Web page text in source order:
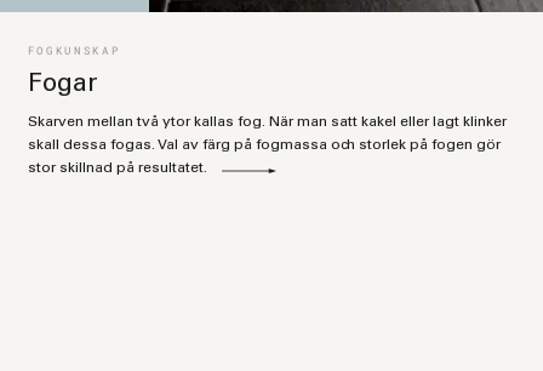
FOGKUNSKAP
Fogar
Skarven mellan två ytor kallas fog. När man satt kakel eller lagt klinker
skall dessa fogas. Val av färg på fogmassa och storlek på fogen gör
stor skillnad på resultatet.